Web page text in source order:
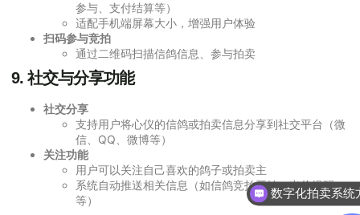
参与、支付结算等）
适配手机端屏幕大小，增强用户体验
扫码参与竞拍
通过二维码扫描信鸽信息、参与拍卖
9. 社交与分享功能
社交分享
支持用户将心仪的信鸽或拍卖信息分享到社交平台（微
信、QQ、微博等）
关注功能
用户可以关注自己喜欢的鸽子或拍卖主
系统自动推送相关信息（如信鸽竞拍开始、出价提醒
等）
你们是怎么收费的